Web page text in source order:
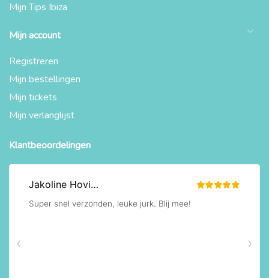
Mijn Tips Ibiza
Mijn account
Registreren
Mijn bestellingen
Mijn tickets
Mijn verlanglijst
Klantbeoordelingen